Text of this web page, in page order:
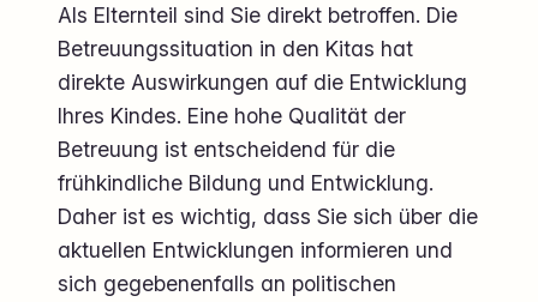
Als Elternteil sind Sie direkt betroffen. Die
Betreuungssituation in den Kitas hat
direkte Auswirkungen auf die Entwicklung
Ihres Kindes. Eine hohe Qualität der
Betreuung ist entscheidend für die
frühkindliche Bildung und Entwicklung.
Daher ist es wichtig, dass Sie sich über die
aktuellen Entwicklungen informieren und
sich gegebenenfalls an politischen